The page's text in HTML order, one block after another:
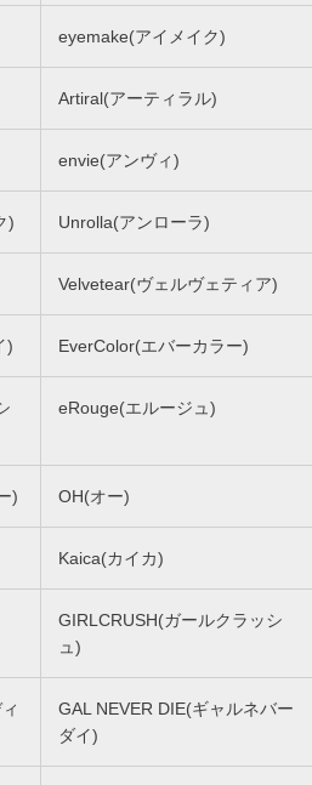
eyemake(アイメイク)
Artiral(アーティラル)
envie(アンヴィ)
) Unrolla(アンローラ)
Velvetear(ヴェルヴェティア)
) EverColor(エバーカラー)
eRouge(エルージュ)
) OH(オー)
Kaica(カイカ)
GIRLCRUSH(ガールクラッシ
ュ)
GAL NEVER DIE(ギャルネバー
ダイ)